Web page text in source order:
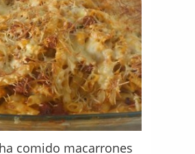
comido macarrones